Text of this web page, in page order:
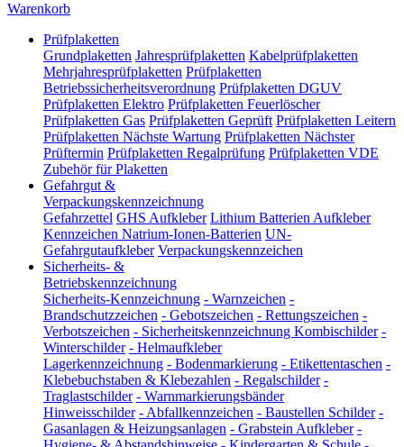
Warenkorb
Prüfplaketten
Grundplaketten Jahresprüfplaketten Kabelprüfplaketten
Mehrjahresprüfplaketten Prüfplaketten
Betriebssicherheitsverordnung Prüfplaketten DGUV
Prüfplaketten Elektro Prüfplaketten Feuerlöscher
Prüfplaketten Gas Prüfplaketten Geprüft Prüfplaketten Leitern
Prüfplaketten Nächste Wartung Prüfplaketten Nächster
Prüftermin Prüfplaketten Regalprüfung Prüfplaketten VDE
Zubehör für Plaketten
Gefahrgut &
Verpackungskennzeichnung
Gefahrzettel GHS Aufkleber Lithium Batterien Aufkleber
Kennzeichen Natrium-Ionen-Batterien UN-
Gefahrgutaufkleber Verpackungskennzeichen
Sicherheits- &
Betriebskennzeichnung
Sicherheits-Kennzeichnung - Warnzeichen -
Brandschutzzeichen - Gebotszeichen - Rettungszeichen -
Verbotszeichen - Sicherheitskennzeichnung Kombischilder -
Winterschilder - Helmaufkleber
Lagerkennzeichnung - Bodenmarkierung - Etikettentaschen -
Klebebuchstaben & Klebezahlen - Regalschilder -
Traglastschilder - Warnmarkierungsbänder
Hinweisschilder - Abfallkennzeichen - Baustellen Schilder -
Gasanlagen & Heizungsanlagen - Grabstein Aufkleber -